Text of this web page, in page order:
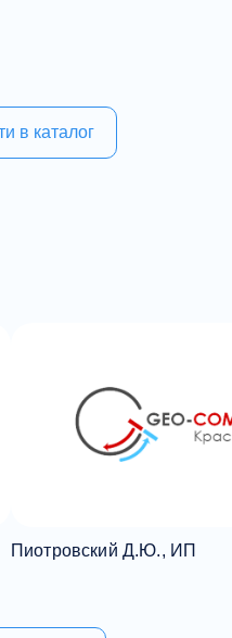
в каталог
Пиотровский Д.Ю., ИП